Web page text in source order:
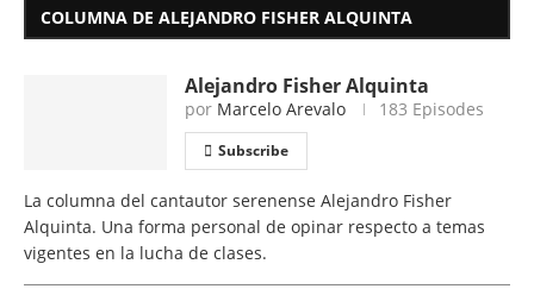
COLUMNA DE ALEJANDRO FISHER ALQUINTA
Alejandro Fisher Alquinta
por Marcelo Arevalo 183 Episodes
Subscribe
La columna del cantautor serenense Alejandro Fisher
Alquinta. Una forma personal de opinar respecto a temas
vigentes en la lucha de clases.